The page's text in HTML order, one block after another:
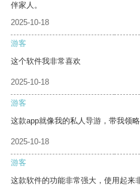
伴家人。
2025-10-18
游客
这个软件我非常喜欢
2025-10-18
游客
这款app就像我的私人导游，带我领略
2025-10-18
游客
这款软件的功能非常强大，使用起来